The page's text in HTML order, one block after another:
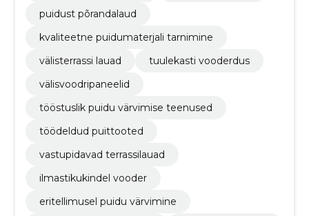
puidust põrandalaud
kvaliteetne puidumaterjali tarnimine
välisterrassi lauad
tuulekasti vooderdus
välisvoodripaneelid
tööstuslik puidu värvimise teenused
töödeldud puittooted
vastupidavad terrassilauad
ilmastikukindel vooder
eritellimusel puidu värvimine